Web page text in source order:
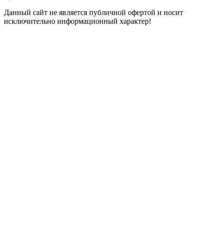
Данный сайт не является публичной офертой и носит
исключительно информационный характер!